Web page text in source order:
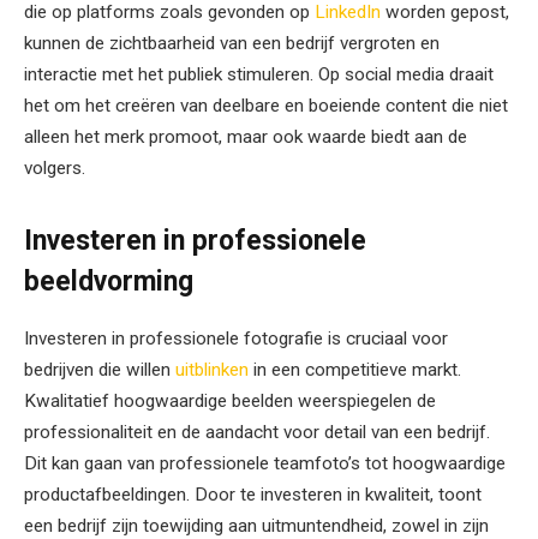
die op platforms zoals gevonden op LinkedIn worden gepost,
kunnen de zichtbaarheid van een bedrijf vergroten en
interactie met het publiek stimuleren. Op social media draait
het om het creëren van deelbare en boeiende content die niet
alleen het merk promoot, maar ook waarde biedt aan de
volgers.
Investeren in professionele
beeldvorming
Investeren in professionele fotografie is cruciaal voor
bedrijven die willen uitblinken in een competitieve markt.
Kwalitatief hoogwaardige beelden weerspiegelen de
professionaliteit en de aandacht voor detail van een bedrijf.
Dit kan gaan van professionele teamfoto’s tot hoogwaardige
productafbeeldingen. Door te investeren in kwaliteit, toont
een bedrijf zijn toewijding aan uitmuntendheid, zowel in zijn